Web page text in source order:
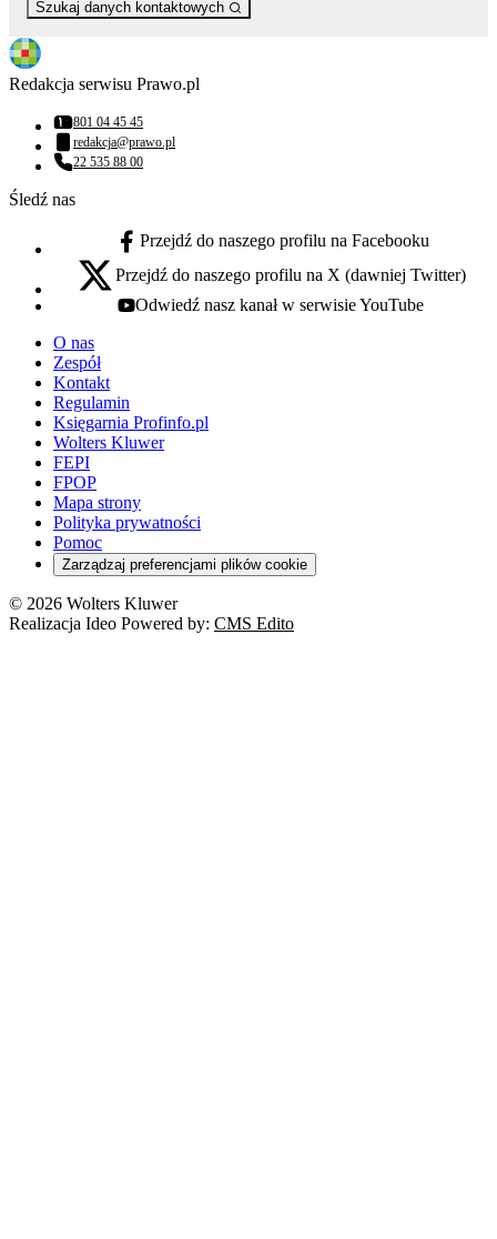
Szukaj danych kontaktowych
Redakcja serwisu Prawo.pl
Numer telefonu:
801 04 45 45
Adres email:
redakcja@prawo.pl
Numer telefonu:
22 535 88 00
Śledź nas
facebook - otwiera się w nowej karcie
Przejdź do naszego profilu na Facebooku
x - otwiera się w nowej karcie
Przejdź do naszego profilu na X (dawniej Twitter)
youtube - otwiera się w nowej karcie
Odwiedź nasz kanał w serwisie YouTube
O nas
Zespół
Kontakt
Regulamin
Księgarnia Profinfo.pl
Wolters Kluwer
FEPI
FPOP
Mapa strony
Polityka prywatności
Pomoc
Zarządzaj preferencjami plików cookie
© 2026 Wolters Kluwer
Realizacja Ideo Powered by: CMS Edito